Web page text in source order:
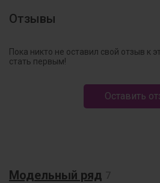
Отзывы
Пока никто не оставил свой отзыв к
стать первым!
Оставить
Модельный ряд